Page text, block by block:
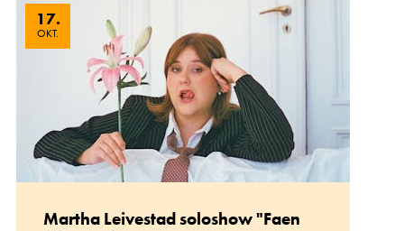
17.
OKT.
Martha Leivestad soloshow "Faen